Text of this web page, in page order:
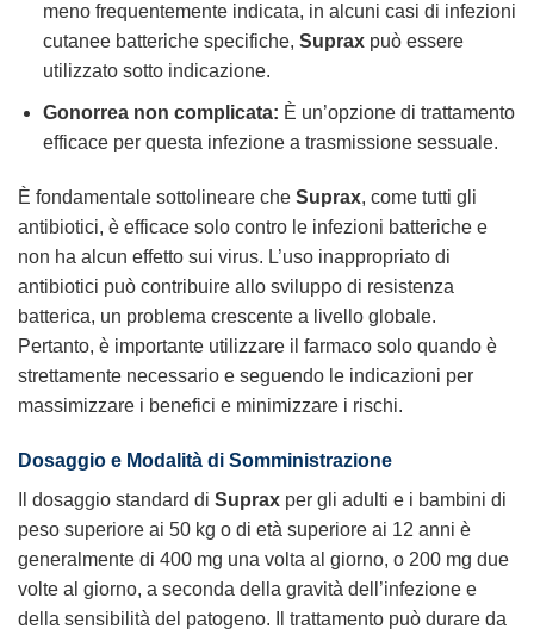
meno frequentemente indicata, in alcuni casi di infezioni
cutanee batteriche specifiche, Supraxpuò essere
utilizzato sotto indicazione.
Gonorrea non complicata: È un’opzione di trattamento
efficace per questa infezione a trasmissione sessuale.
È fondamentale sottolineare che Suprax, come tutti gli
antibiotici, è efficace solo contro le infezioni batteriche e
non ha alcun effetto sui virus. L’uso inappropriato di
antibiotici può contribuire allo sviluppo di resistenza
batterica, un problema crescente a livello globale.
Pertanto, è importante utilizzare il farmaco solo quando è
strettamente necessario e seguendo le indicazioni per
massimizzare i benefici e minimizzare i rischi.
Dosaggio e Modalità di Somministrazione
Il dosaggio standard di Suprax per gli adulti e i bambini di
peso superiore ai 50 kg o di età superiore ai 12 anni è
generalmente di 400 mg una volta al giorno, o 200 mg due
volte al giorno, a seconda della gravità dell’infezione e
della sensibilità del patogeno. Il trattamento può durare da